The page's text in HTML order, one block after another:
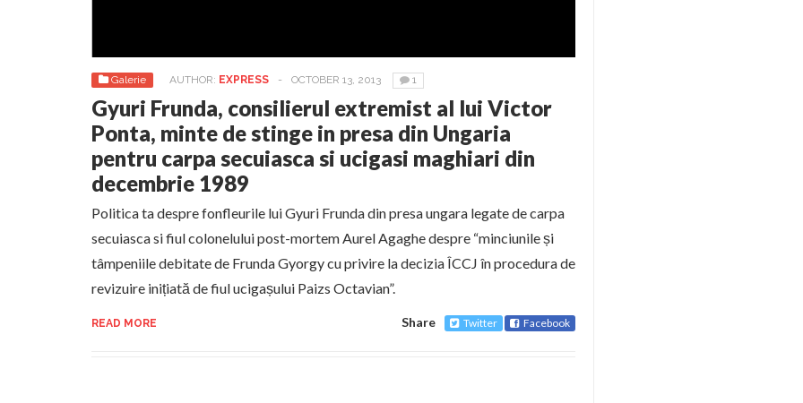
Galerie AUTHOR: EXPRESS - OCTOBER 13, 2013 1
Gyuri Frunda, consilierul extremist al lui Victor
Ponta, minte de stinge in presa din Ungaria
pentru carpa secuiasca si ucigasi maghiari din
decembrie 1989
Politica ta despre fonfleurile lui Gyuri Frunda din presa ungara legate de carpa
secuiasca si fiul colonelului post-mortem Aurel Agaghe despre “minciunile și
tâmpeniile debitate de Frunda Gyorgy cu privire la decizia ÎCCJ în procedura de
revizuire inițiată de fiul ucigașului Paizs Octavian”.
READ MORE Share Twitter Facebook